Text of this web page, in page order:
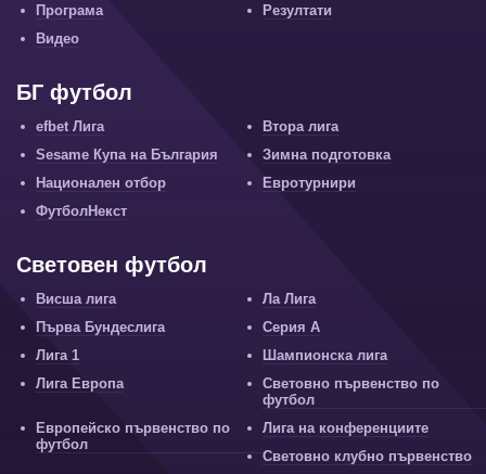
Програма
Резултати
Видео
БГ футбол
efbet Лига
Втора лига
Sesame Купа на България
Зимна подготовка
Национален отбор
Евротурнири
ФутболНекст
Световен футбол
Висша лига
Ла Лига
Първа Бундеслига
Серия А
Лига 1
Шампионска лига
Лига Европа
Световно първенство по
футбол
Европейско първенство по
футбол
Лига на конференциите
Световно клубно първенство